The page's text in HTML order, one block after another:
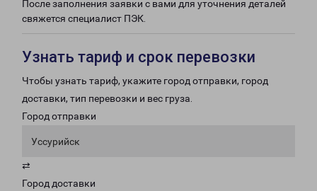
После заполнения заявки с вами для уточнения деталей
свяжется специалист ПЭК.
Узнать тариф и срок перевозки
Чтобы узнать тариф, укажите город отправки, город
доставки, тип перевозки и вес груза.
Город отправки
Уссурийск
⇄
Город доставки